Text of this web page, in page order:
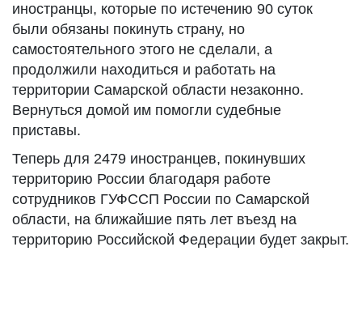
иностранцы, которые по истечению 90 суток
были обязаны покинуть страну, но
самостоятельного этого не сделали, а
продолжили находиться и работать на
территории Самарской области незаконно.
Вернуться домой им помогли судебные
приставы.
Теперь для 2479 иностранцев, покинувших
территорию России благодаря работе
сотрудников ГУФССП России по Самарской
области, на ближайшие пять лет въезд на
территорию Российской Федерации будет закрыт.